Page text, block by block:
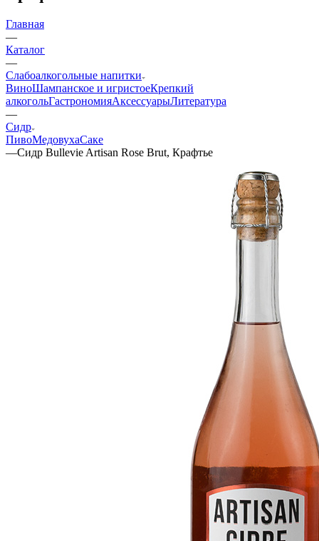
Главная
—
Каталог
—
Слабоалкогольные напитки
ВиноШампанское и игристоеКрепкий
алкогольГастрономияАксессуарыЛитература
—
Сидр
ПивоМедовухаСаке
—Сидр Bullevie Artisan Rose Brut, Крафтье